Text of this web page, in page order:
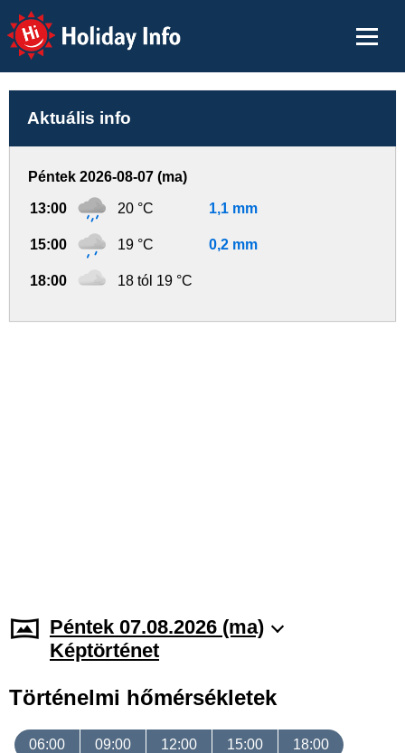
Holiday Info
Aktuális info
Péntek 2026-08-07 (ma)
13:00 20 °C 1,1 mm
15:00 19 °C 0,2 mm
18:00 18 tól 19 °C
Péntek 07.08.2026 (ma)
Képtörténet
Történelmi hőmérsékletek
06:00 09:00 12:00 15:00 18:00